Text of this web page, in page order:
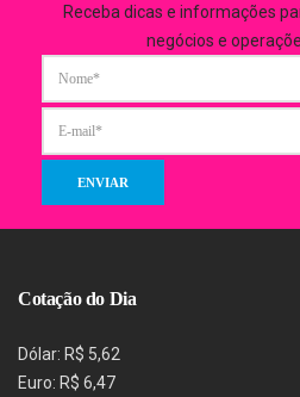
Receba dicas e informações
negócios e
Cotação do Dia
Dólar: R$ 5,62
Euro: R$ 6,47